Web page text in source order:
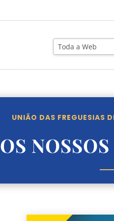
UNIÃO DAS FREGUESIAS
OS